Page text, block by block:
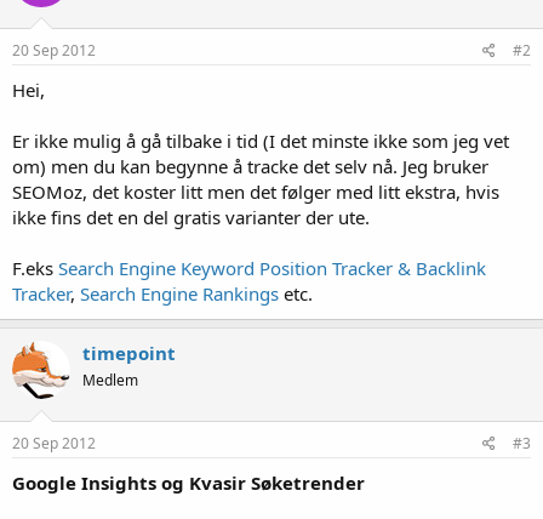
20 Sep 2012 #2
Hei,
Er ikke mulig å gå tilbake i tid (I det minste ikke som jeg vet
om) men du kan begynne å tracke det selv nå. Jeg bruker
SEOMoz, det koster litt men det følger med litt ekstra, hvis
ikke fins det en del gratis varianter der ute.
F.eks Search Engine Keyword Position Tracker & Backlink
Tracker, Search Engine Rankings etc.
timepoint
Medlem
20 Sep 2012 #3
Google Insights og Kvasir Søketrender